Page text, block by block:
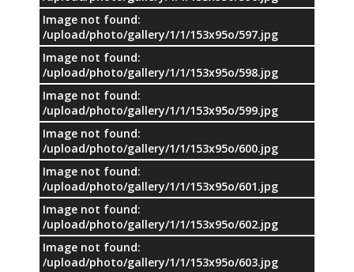
Image not found:
/upload/photo/gallery/1/1/153x95o/597.jpg
Image not found:
/upload/photo/gallery/1/1/153x95o/598.jpg
Image not found:
/upload/photo/gallery/1/1/153x95o/599.jpg
Image not found:
/upload/photo/gallery/1/1/153x95o/600.jpg
Image not found:
/upload/photo/gallery/1/1/153x95o/601.jpg
Image not found:
/upload/photo/gallery/1/1/153x95o/602.jpg
Image not found:
/upload/photo/gallery/1/1/153x95o/603.jpg